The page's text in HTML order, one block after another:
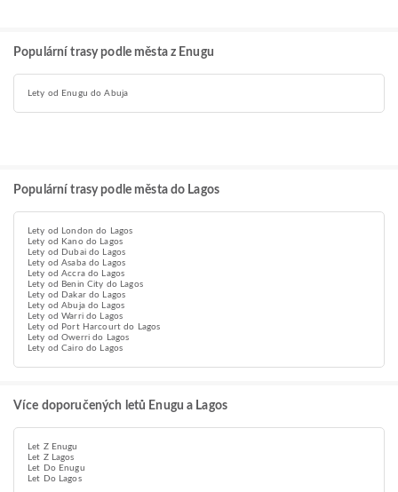
Populární trasy podle města z Enugu
Lety od Enugu do Abuja
Populární trasy podle města do Lagos
Lety od London do Lagos
Lety od Kano do Lagos
Lety od Dubai do Lagos
Lety od Asaba do Lagos
Lety od Accra do Lagos
Lety od Benin City do Lagos
Lety od Dakar do Lagos
Lety od Abuja do Lagos
Lety od Warri do Lagos
Lety od Port Harcourt do Lagos
Lety od Owerri do Lagos
Lety od Cairo do Lagos
Více doporučených letů Enugu a Lagos
Let Z Enugu
Let Z Lagos
Let Do Enugu
Let Do Lagos